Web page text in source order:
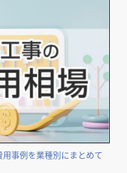
事例を業種別にまとめて